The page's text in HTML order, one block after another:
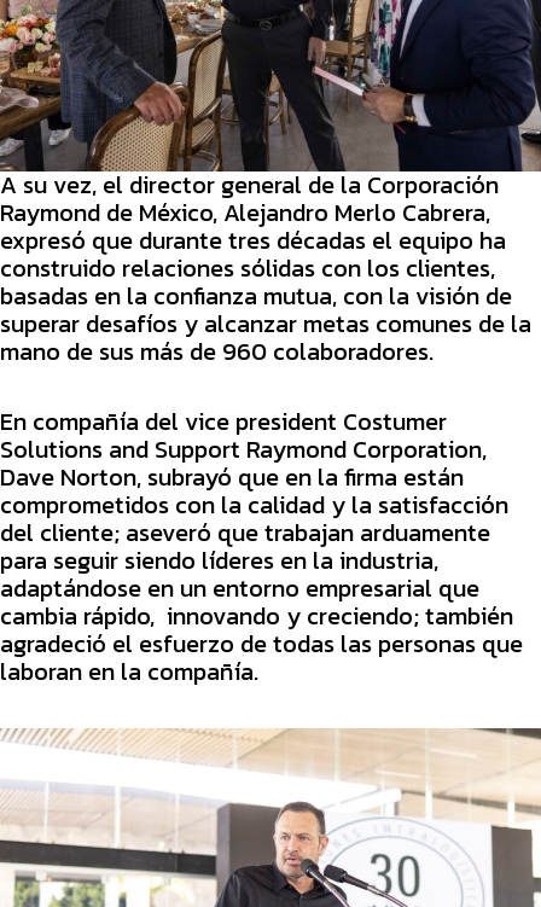
A su vez, el director general de la Corporación
Raymond de México, Alejandro Merlo Cabrera,
expresó que durante tres décadas el equipo ha
construido relaciones sólidas con los clientes,
basadas en la confianza mutua, con la visión de
superar desafíos y alcanzar metas comunes de la
mano de sus más de 960 colaboradores.
En compañía del vice president Costumer
Solutions and Support Raymond Corporation,
Dave Norton, subrayó que en la firma están
comprometidos con la calidad y la satisfacción
del cliente; aseveró que trabajan arduamente
para seguir siendo líderes en la industria,
adaptándose en un entorno empresarial que
cambia rápido, innovando y creciendo; también
agradeció el esfuerzo de todas las personas que
laboran en la compañía.